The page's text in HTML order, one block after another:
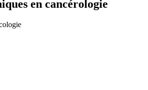
en cancérologie